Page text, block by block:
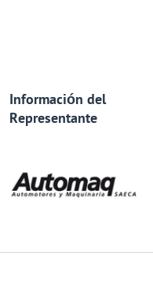
Información del
Representante